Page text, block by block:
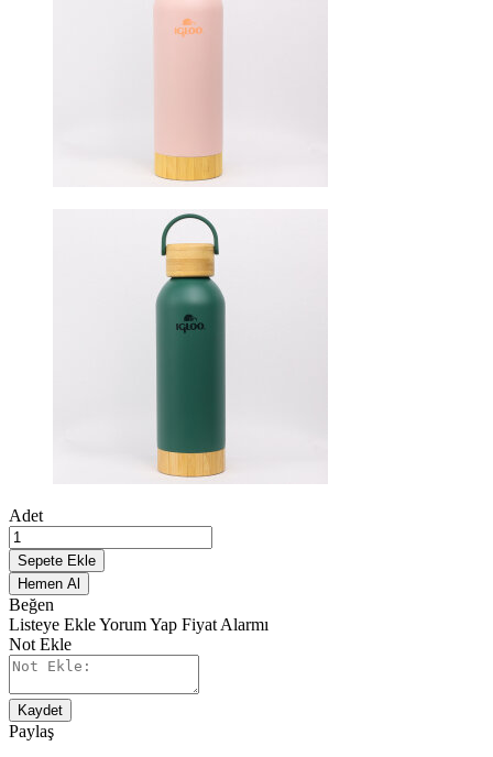
Adet
Sepete Ekle
Hemen Al
Beğen
Listeye EkleYorum Yap Fiyat Alarmı
Not Ekle
Kaydet
Paylaş